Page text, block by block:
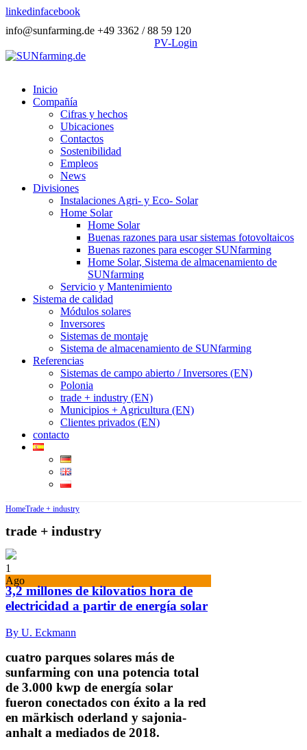
linkedinfacebook
info@sunfarming.de +49 3362 / 88 59 120
PV-Login
Inicio
Compañía
Cifras y hechos
Ubicaciones
Contactos
Sostenibilidad
Empleos
News
Divisiones
Instalaciones Agri- y Eco- Solar
Home Solar
Home Solar
Buenas razones para usar sistemas fotovoltaicos
Buenas razones para escoger SUNfarming
Home Solar, Sistema de almacenamiento de
SUNfarming
Servicio y Mantenimiento
Sistema de calidad
Módulos solares
Inversores
Sistemas de montaje
Sistema de almacenamiento de SUNfarming
Referencias
Sistemas de campo abierto / Inversores (EN)
Polonia
trade + industry (EN)
Municipios + Agricultura (EN)
Clientes privados (EN)
contacto
HomeTrade + industry
trade + industry
1
Ago
3,2 millones de kilovatios hora de
electricidad a partir de energía solar
By U. Eckmann
cuatro parques solares más de
sunfarming con una potencia total
de 3.000 kwp de energía solar
fueron conectados con éxito a la red
en märkisch oderland y sajonia-
anhalt a mediados de 2018.